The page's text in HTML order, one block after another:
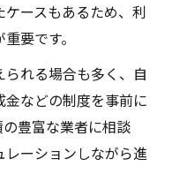
将来を見据えた工
ースもあるため、利
要です。
れる場合も多く、自
などの制度を事前に
豊富な業者に相談
ーションしながら進